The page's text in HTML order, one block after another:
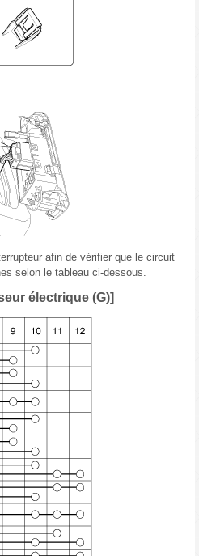
afin de vérifier que le circuit
selon le tableau ci-dessous.
électrique (G)]